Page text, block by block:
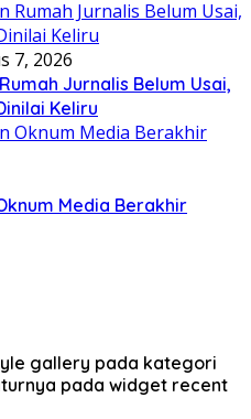
7, 2026
Jurnalis Belum Usai,
Keliru
Media Berakhir
gallery pada kategori
pada widget recent